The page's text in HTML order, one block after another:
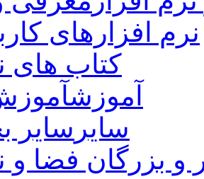
نرم افزارهای
کتاب های
آموزش
سایر سایر
و بزرگان فضا و